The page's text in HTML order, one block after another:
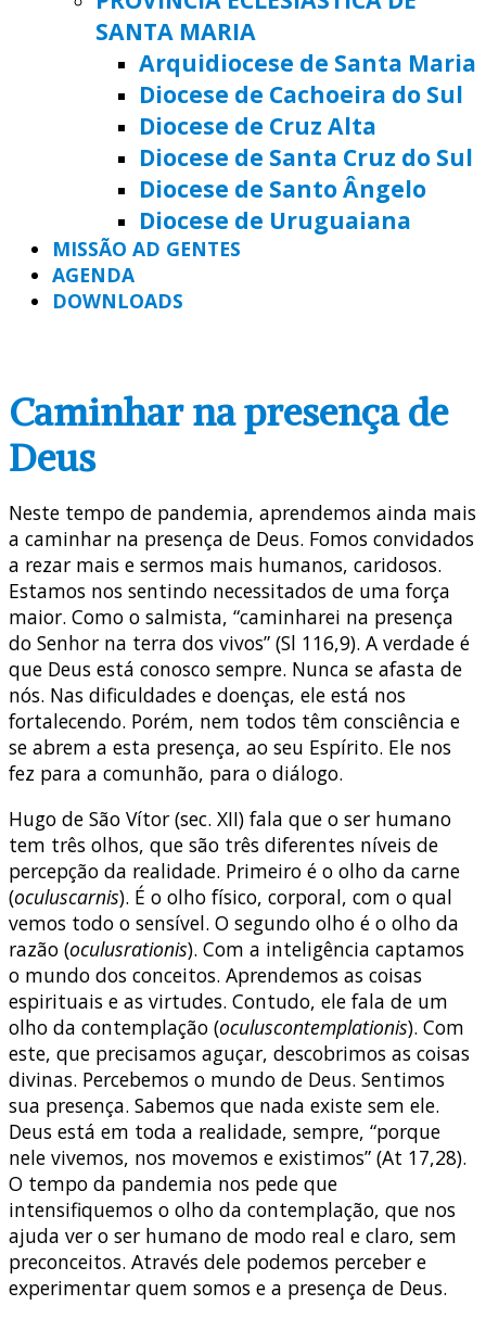
SANTA MARIA
Arquidiocese de Santa Maria
Diocese de Cachoeira do Sul
Diocese de Cruz Alta
Diocese de Santa Cruz do Sul
Diocese de Santo Ângelo
Diocese de Uruguaiana
MISSÃO AD GENTES
AGENDA
DOWNLOADS
Caminhar na presença de
Deus
Neste tempo de pandemia, aprendemos ainda mais
a caminhar na presença de Deus. Fomos convidados
a rezar mais e sermos mais humanos, caridosos.
Estamos nos sentindo necessitados de uma força
maior. Como o salmista, “caminharei na presença
do Senhor na terra dos vivos” (Sl 116,9). A verdade é
que Deus está conosco sempre. Nunca se afasta de
nós. Nas dificuldades e doenças, ele está nos
fortalecendo. Porém, nem todos têm consciência e
se abrem a esta presença, ao seu Espírito. Ele nos
fez para a comunhão, para o diálogo.
Hugo de São Vítor (sec. XII) fala que o ser humano
tem três olhos, que são três diferentes níveis de
percepção da realidade. Primeiro é o olho da carne
(oculuscarnis). É o olho físico, corporal, com o qual
vemos todo o sensível. O segundo olho é o olho da
razão (oculusrationis). Com a inteligência captamos
o mundo dos conceitos. Aprendemos as coisas
espirituais e as virtudes. Contudo, ele fala de um
olho da contemplação (oculuscontemplationis). Com
este, que precisamos aguçar, descobrimos as coisas
divinas. Percebemos o mundo de Deus. Sentimos
sua presença. Sabemos que nada existe sem ele.
Deus está em toda a realidade, sempre, “porque
nele vivemos, nos movemos e existimos” (At 17,28).
O tempo da pandemia nos pede que
intensifiquemos o olho da contemplação, que nos
ajuda ver o ser humano de modo real e claro, sem
preconceitos. Através dele podemos perceber e
experimentar quem somos e a presença de Deus.